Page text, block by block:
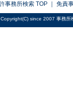
事務所検索TOP ｜ 免責
Copyright(C) since 2007 事務所